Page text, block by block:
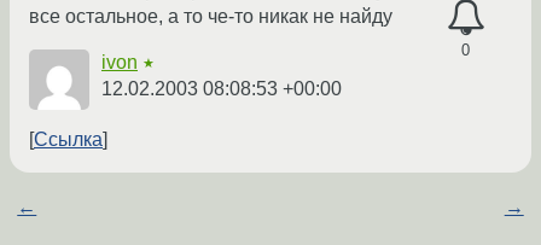
0
все остальное, а то че-то никак не найду
ivon ★
12.02.2003 08:08:53 +00:00
Ссылка
← →